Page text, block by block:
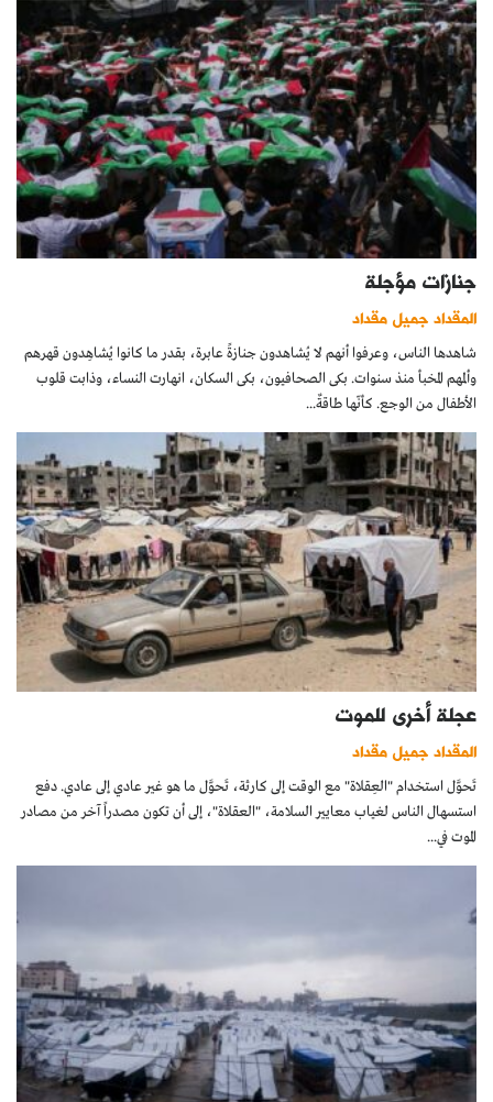
جنازات مؤجلة
المقداد جميل مقداد
شاهدها الناس، وعرفوا أنهم لا يُشاهدون جنازةً عابرة، بقدر ما كانوا يُشاهِدون قهرهم
وألمهم المخبأ منذ سنوات. بكى الصحافيون، بكى السكان، انهارت النساء، وذابت قلوب
الأطفال من الوجع. كأنّها طاقةٌ...
عجلة أخرى للموت
المقداد جميل مقداد
تَحوَّل استخدام "العِقلاة" مع الوقت إلى كارثة، تَحوَّل ما هو غير عادي إلى عادي. دفع
استسهال الناس لغياب معايير السلامة، "العقلاة"، إلى أن تكون مصدراً آخر من مصادر
الموت في...